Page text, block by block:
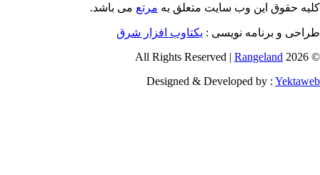
متعلق بهمرتعمی باشد.
:یکتاوب افزار شرق
Designed &